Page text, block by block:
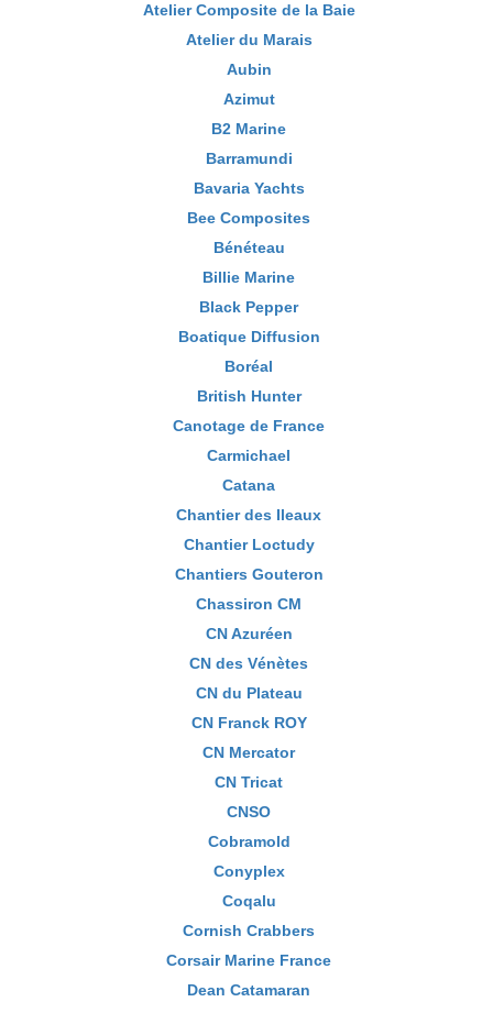
Atelier Composite de la Baie
Atelier du Marais
Aubin
Azimut
B2 Marine
Barramundi
Bavaria Yachts
Bee Composites
Bénéteau
Billie Marine
Black Pepper
Boatique Diffusion
Boréal
British Hunter
Canotage de France
Carmichael
Catana
Chantier des Ileaux
Chantier Loctudy
Chantiers Gouteron
Chassiron CM
CN Azuréen
CN des Vénètes
CN du Plateau
CN Franck ROY
CN Mercator
CN Tricat
CNSO
Cobramold
Conyplex
Coqalu
Cornish Crabbers
Corsair Marine France
Dean Catamaran